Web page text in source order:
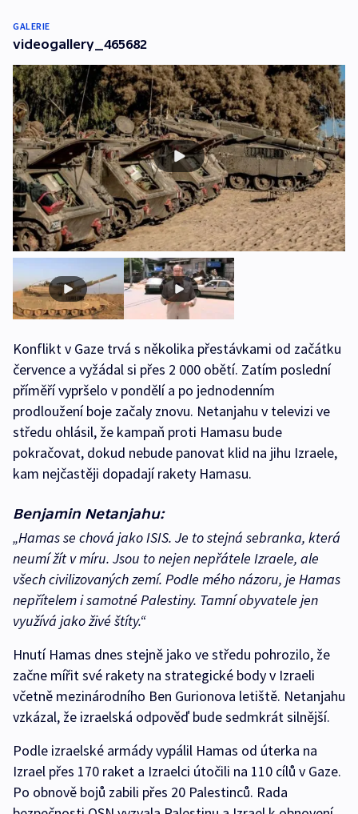
GALERIE
videogallery_465682
Konflikt v Gaze trvá s několika přestávkami od začátku
července a vyžádal si přes 2 000 obětí. Zatím poslední
příměří vypršelo v pondělí a po jednodenním
prodloužení boje začaly znovu. Netanjahu v televizi ve
středu ohlásil, že kampaň proti Hamasu bude
pokračovat, dokud nebude panovat klid na jihu Izraele,
kam nejčastěji dopadají rakety Hamasu.
Benjamin Netanjahu:
„Hamas se chová jako ISIS. Je to stejná sebranka, která
neumí žít v míru. Jsou to nejen nepřátele Izraele, ale
všech civilizovaných zemí. Podle mého názoru, je Hamas
nepřítelem i samotné Palestiny. Tamní obyvatele jen
využívá jako živé štíty.“
Hnutí Hamas dnes stejně jako ve středu pohrozilo, že
začne mířit své rakety na strategické body v Izraeli
včetně mezinárodního Ben Gurionova letiště. Netanjahu
vzkázal, že izraelská odpověď bude sedmkrát silnější.
Podle izraelské armády vypálil Hamas od úterka na
Izrael přes 170 raket a Izraelci útočili na 110 cílů v Gaze.
Po obnově bojů zabili přes 20 Palestinců. Rada